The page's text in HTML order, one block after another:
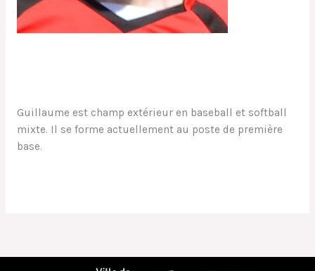
Guillaume est champ extérieur en baseball et softball
mixte. Il se forme actuellement au poste de première
base.